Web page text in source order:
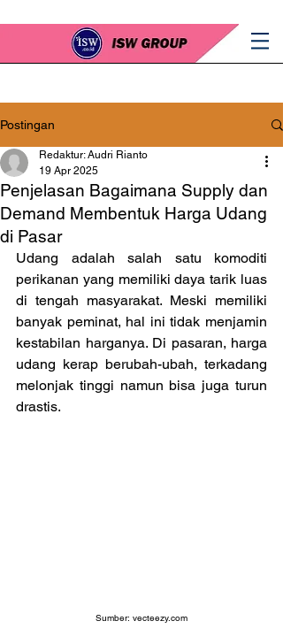
Postingan
Penjelasan Bagaimana Supply dan
Demand Membentuk Harga Udang
di Pasar
Redaktur: Audri Rianto
19 Apr 2025
Udang adalah salah satu komoditi
perikanan yang memiliki daya tarik luas
di tengah masyarakat. Meski memiliki
banyak peminat, hal ini tidak menjamin
kestabilan harganya. Di pasaran, harga
udang kerap berubah-ubah, terkadang
melonjak tinggi namun bisa juga turun
drastis.
Sumber: vecteezy.com